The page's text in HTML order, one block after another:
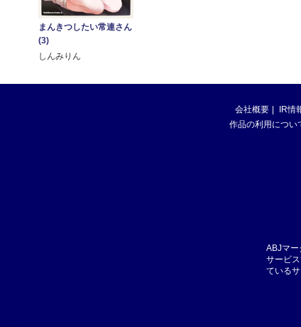
まんきつしたい常連さん
(3)
しんみりん
会社概要 IR情
作品の利用につい
ABJマー
サービ
ている